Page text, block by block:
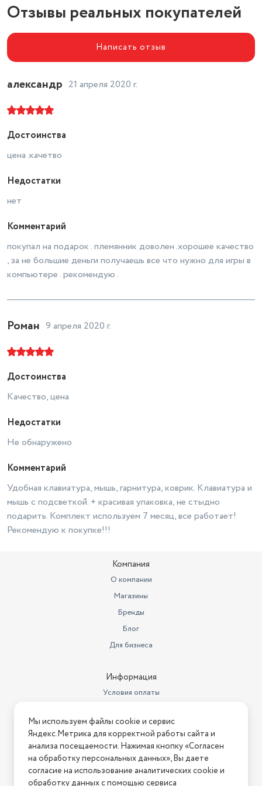
мощь и функционал, ни один виртуальный противник не
устоит перед вашим напором!!!
Количество программируемых
Конструкция
классическая
Ширина (см)
Разрешение оптического
Отзывы реальных покупателей
Написать отзыв
александр 21 апреля 2020 г.
Достоинства
цена .качетво
Недостатки
нет
Комментарий
покупал на подарок . племянник доволен .хорошее качество
, за не большие деньги получаешь все что нужно для игры в
компьютере . рекомендую .
Роман 9 апреля 2020 г.
Достоинства
Качество, цена
Недостатки
Не обнаружено
Комментарий
Удобная клавиатура, мышь, гарнитура, коврик. Клавиатура и
мышь с подсветкой. + красивая упаковка, не стыдно
подарить. Комплект используем 7 месяц, все работает!
Рекомендую к покупке!!!
Компания
О компании
Магазины
Бренды
Блог
Для бизнеса
Информация
Условия оплаты
Условия возврата
Нашли ошибку на сайте? Напишите нам
2026 © Интернет-магазин "АстМаркет". У нас есть всё!
Мы используем файлы cookie и сервис
Яндекс.Метрика для корректной работы сайта и
анализа посещаемости. Нажимая кнопку «Согласен
на обработку персональных данных», Вы даете
согласие на использование аналитических cookie и
обработку данных с помощью сервиса